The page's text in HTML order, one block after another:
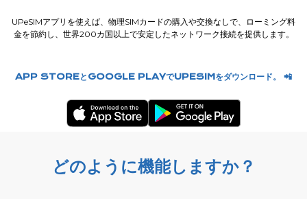
UPeSIMアプリを使えば、物理SIMカードの購入や交換なしで、ローミング料
金を節約し、世界200カ国以上で安定したネットワーク接続を提供します。
APP STOREとGOOGLE PLAYでUPESIMをダウンロード。 📲
どのように機能しますか？